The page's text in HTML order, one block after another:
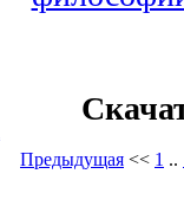
Предыдущая << 1 ..